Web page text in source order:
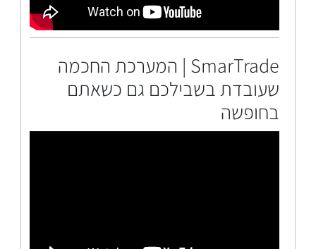
SmarTrade | המערכת החכמה
שעובדת בשבילכם גם כשאתם
בחופשה